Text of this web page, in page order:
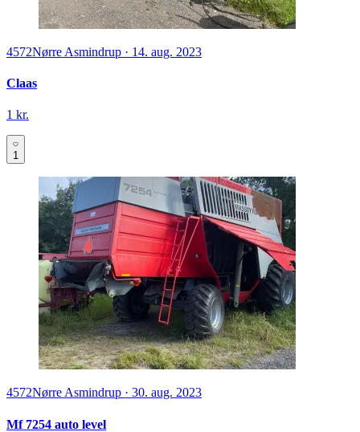
4572Nørre Asmindrup · 14. aug. 2023
Claas
1 kr.
1
4572Nørre Asmindrup · 30. aug. 2023
Mf 7254 auto level